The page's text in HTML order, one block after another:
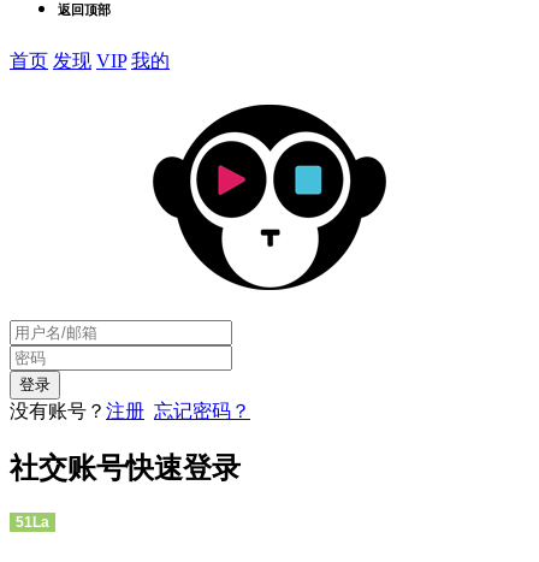
返回顶部
首页 发现 VIP 我的
没有账号？ 注册 忘记密码？
社交账号快速登录
51La